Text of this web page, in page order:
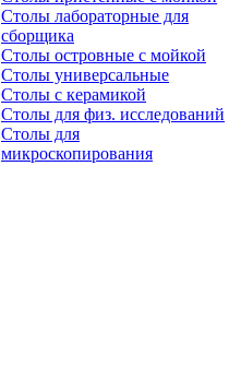
Столы лабораторные для
сборщика
Столы островные с мойкой
Столы универсальные
Столы с керамикой
Столы для физ. исследований
Столы для
микроскопирования